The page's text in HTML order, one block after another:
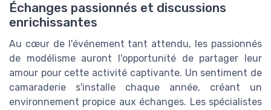
Échanges passionnés et discussions
enrichissantes
Au cœur de l'événement tant attendu, les passionnés
de modélisme auront l'opportunité de partager leur
amour pour cette activité captivante. Un sentiment de
camaraderie s'installe chaque année, créant un
environnement propice aux échanges. Les spécialistes